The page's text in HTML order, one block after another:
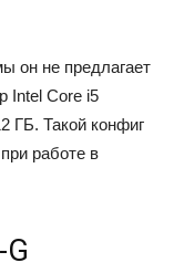
он не предлагает
Intel Core i5
ГБ. Такой конфиг
работе в